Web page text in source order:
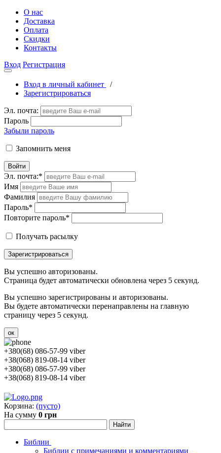
О нас
Доставка
Оплата
Скидки
Контакты
Вход Регистрация
Вход в личный кабинет
/
Зарегистрироваться
Эл. почта:
Пароль
Забыли пароль
Запомнить меня
Войти
Эл. почта:*
Имя
Фамилия
Пароль*
Повторите пароль*
Получать расылку
Зарегистрироваться
Вы успешно авторизованы.
Страница будет автоматически обновлена через 5 секунд.
Вы успешно зарегистрированы и авторизованы.
Вы будете автоматически перенаправлены на главную
страницу через 5 секунд.
ок
+380(68) 086-57-99 viber
+38(068) 819-08-14 viber
+380(68) 086-57-99 viber
+38(068) 819-08-14 viber
Корзина: (пусто)
На сумму 0 грн
Библии
Библии с примечаниями и комментариями